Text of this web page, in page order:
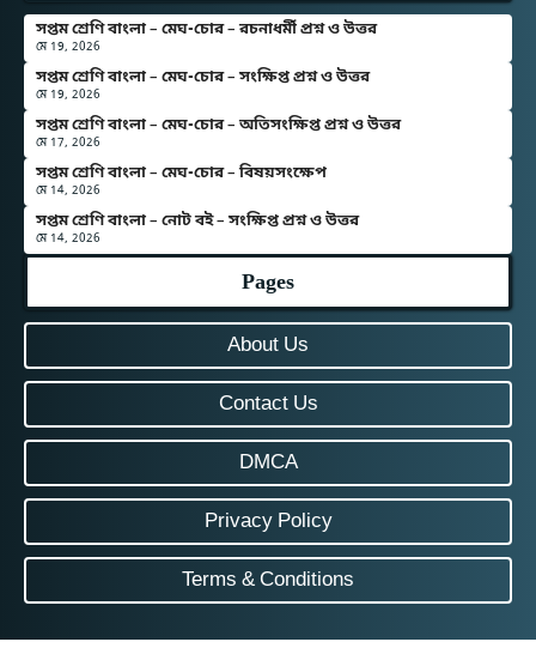
সপ্তম শ্রেণি বাংলা – মেঘ-চোর – রচনাধর্মী প্রশ্ন ও উত্তর
মে 19, 2026
সপ্তম শ্রেণি বাংলা – মেঘ-চোর – সংক্ষিপ্ত প্রশ্ন ও উত্তর
মে 19, 2026
সপ্তম শ্রেণি বাংলা – মেঘ-চোর – অতিসংক্ষিপ্ত প্রশ্ন ও উত্তর
মে 17, 2026
সপ্তম শ্রেণি বাংলা – মেঘ-চোর – বিষয়সংক্ষেপ
মে 14, 2026
সপ্তম শ্রেণি বাংলা – নোট বই – সংক্ষিপ্ত প্রশ্ন ও উত্তর
মে 14, 2026
Pages
About Us
Contact Us
DMCA
Privacy Policy
Terms & Conditions